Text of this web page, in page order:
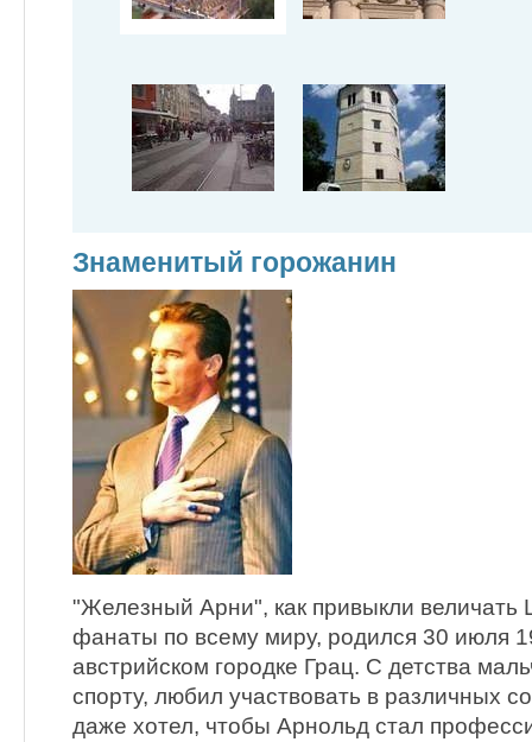
Знаменитый горожанин
"Железный Арни", как привыкли величать
фанаты по всему миру, родился 30 июля
австрийском городке Грац. С детства
спорту, любил участвовать в различных
даже хотел, чтобы Арнольд стал